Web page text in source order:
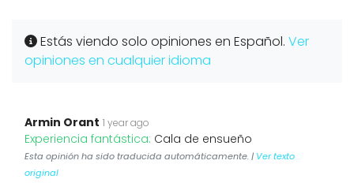
Estás viendo solo opiniones en Español. Ver
opiniones en cualquier idioma
Armin Orant 1 year ago
Experiencia fantástica: Cala de ensueño
Esta opinión ha sido traducida automáticamente. | Ver texto
original